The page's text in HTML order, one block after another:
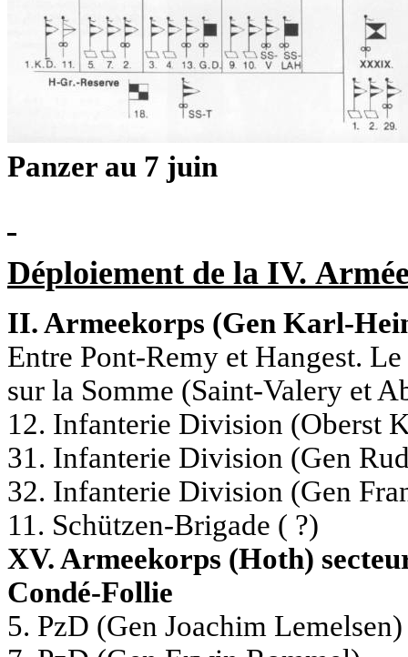
Panzer au 7 juin
Déploiement de la IV.
II. Armeekorps (Gen Karl-
Entre Pont-Remy et Hangest. Le
sur la Somme (Saint-Valery et
12. Infanterie Division (Oberst
31. Infanterie Division (Gen
32. Infanterie Division (Gen
11. Schützen-Brigade ( ?)
XV. Armeekorps (Hoth)
Condé-Follie
5. PzD (Gen Joachim Lemelsen)